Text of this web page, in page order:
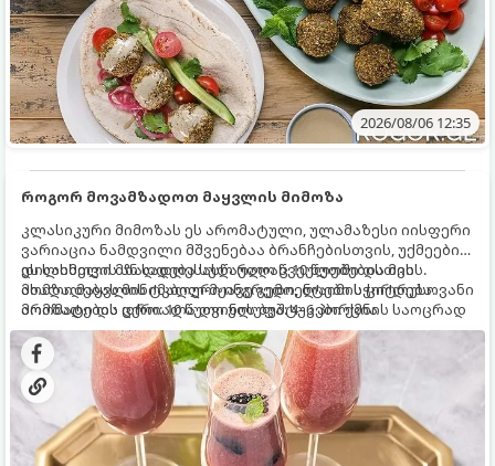
2026/08/06 12:35
როგორ მოვამზადოთ მაყვლის მიმოზა
კლასიკური მიმოზას ეს არომატული, ულამაზესი იისფერი
ვარიაცია ნამდვილი მშვენებაა ბრანჩებისთვის, უქმეების
დილისთვის ან სადღესასწაულო წვეულებებისთვის.
ახალი მაყვლის ტკბილ-მჟავე გემო, ლაიმის ციტრუსოვანი
არომატი და ცქრიალა ღვინის ბუშტუკები ქმნის საოცრად
დახვეწილ და მაგრილებელ კოქტეილს.
ეს სასმელი მზადდება სულ რაღაც 10 წუთში და მის
მომზადებას მინიმალური ინგრედიენტები სჭირდება.
მომზადების დრო: 10 წუთი ულუფა: 4–6 პორცია